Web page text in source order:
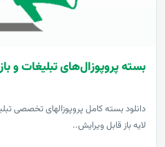
بسته پروپوزال‌های تبلیغات و
دانلود بسته کامل پروپوزالهای تخصصی
لایه باز قابل ویرایش..